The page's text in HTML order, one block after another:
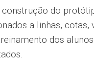
do
a linhas,
dos